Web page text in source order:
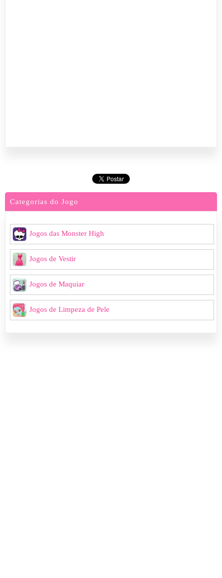
Categorias do Jogo
Jogos das Monster High
Jogos de Vestir
Jogos de Maquiar
Jogos de Limpeza de Pele